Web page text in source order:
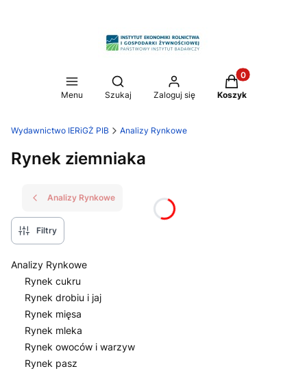
Menu
Otwórz wyszukiwarkę
Szukaj Zaloguj się
Produkty w
Koszyk
Wydawnictwo IERiGŻ PIB Analizy Rynkowe
Rynek ziemniaka
Analizy Rynkowe
Filtry
Analizy Rynkowe
Rynek cukru
Rynek drobiu i jaj
Rynek mięsa
Rynek mleka
Rynek owoców i warzyw
Rynek pasz